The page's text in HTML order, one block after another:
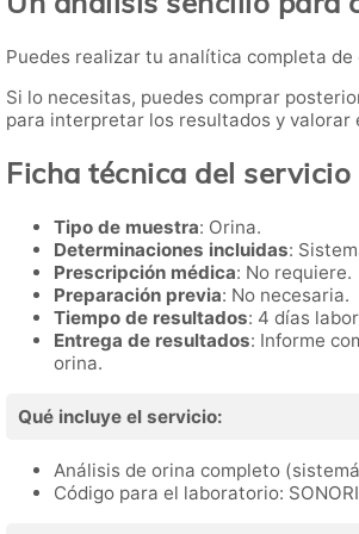
Puedes realizar tu analítica completa
Si lo necesitas, puedes comprar
para interpretar los resultados y
Ficha técnica del servicio
Tipo de muestra: Orina.
Determinaciones incluidas:
Prescripción médica: No requiere.
Preparación previa: No necesaria.
Tiempo de resultados: 4 días
Entrega de resultados: Informe
orina.
Qué incluye el servicio:
Análisis de orina completo
Código para el laboratorio: